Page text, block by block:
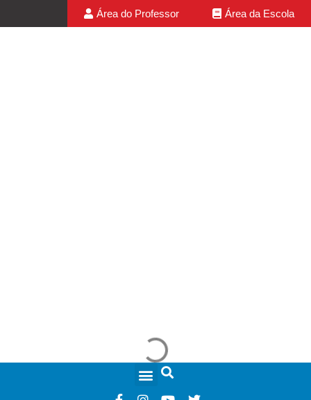
Área do Professor Área da Escola